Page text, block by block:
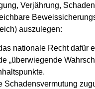
Verjährung,
) auszulegen:
nationale Recht dafür
„überwiegende